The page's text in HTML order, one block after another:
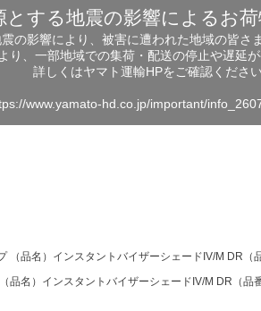
とする地震の影響によるお
の影響により、被害に遭われた地域の皆さ
り、一部地域での集荷・配送の停止や遅延が
詳しくはヤマト運輸HPをご確認ください
www.yamato-hd.co.jp/important/
（品名）インスタントバイザーシェードIV/M DR（
品名）インスタントバイザーシェードIV/M DR（品